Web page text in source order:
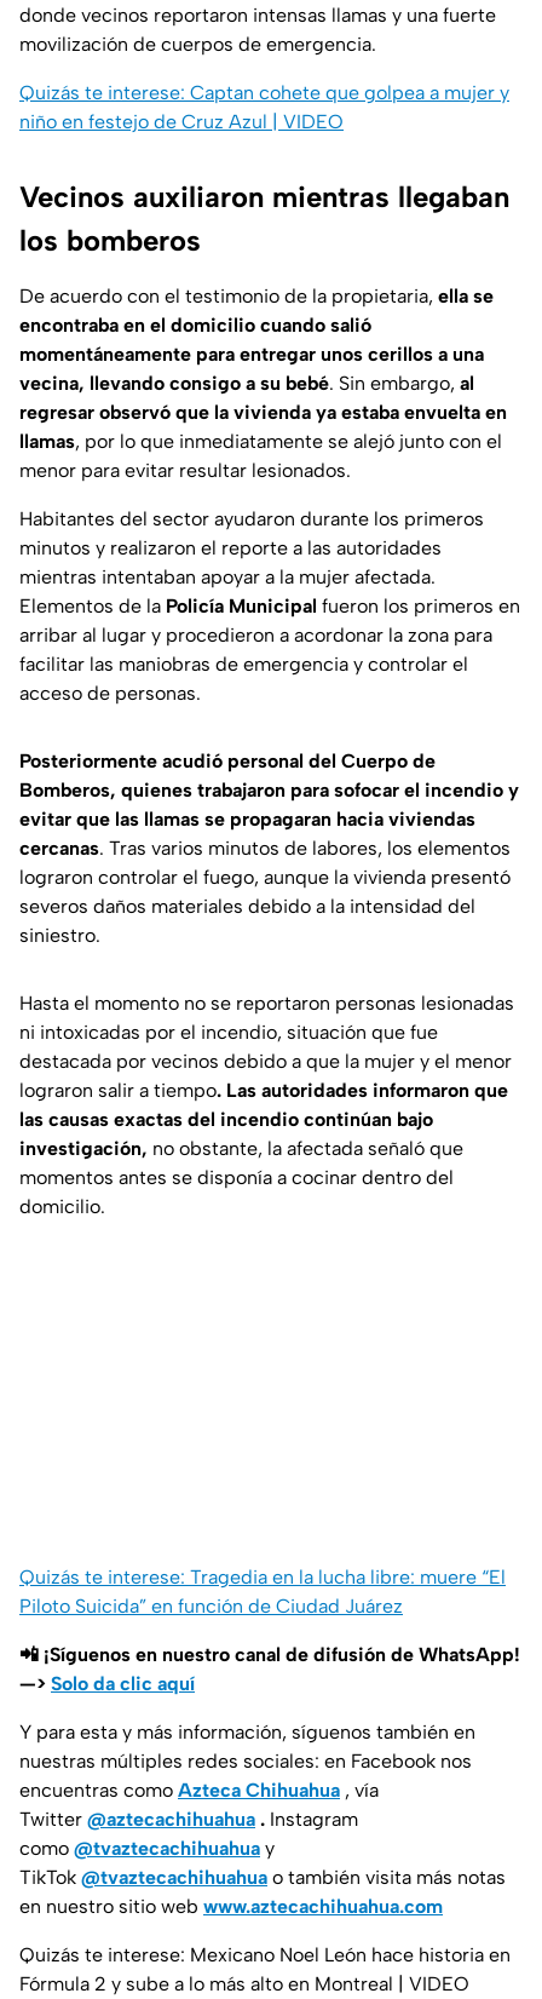
donde vecinos reportaron intensas llamas y una fuerte
movilización de cuerpos de emergencia.
Quizás te interese: Captan cohete que golpea a mujer y
niño en festejo de Cruz Azul | VIDEO
Vecinos auxiliaron mientras llegaban
los bomberos
De acuerdo con el testimonio de la propietaria, ella se
encontraba en el domicilio cuando salió
momentáneamente para entregar unos cerillos a una
vecina, llevando consigo a su bebé. Sin embargo, al
regresar observó que la vivienda ya estaba envuelta en
llamas, por lo que inmediatamente se alejó junto con el
menor para evitar resultar lesionados.
Habitantes del sector ayudaron durante los primeros
minutos y realizaron el reporte a las autoridades
mientras intentaban apoyar a la mujer afectada.
Elementos de la Policía Municipal fueron los primeros en
arribar al lugar y procedieron a acordonar la zona para
facilitar las maniobras de emergencia y controlar el
acceso de personas.
Posteriormente acudió personal del Cuerpo de
Bomberos, quienes trabajaron para sofocar el incendio y
evitar que las llamas se propagaran hacia viviendas
cercanas. Tras varios minutos de labores, los elementos
lograron controlar el fuego, aunque la vivienda presentó
severos daños materiales debido a la intensidad del
siniestro.
Hasta el momento no se reportaron personas lesionadas
ni intoxicadas por el incendio, situación que fue
destacada por vecinos debido a que la mujer y el menor
lograron salir a tiempo. Las autoridades informaron que
las causas exactas del incendio continúan bajo
investigación, no obstante, la afectada señaló que
momentos antes se disponía a cocinar dentro del
domicilio.
Quizás te interese: Tragedia en la lucha libre: muere “El
Piloto Suicida” en función de Ciudad Juárez
📲 ¡Síguenos en nuestro canal de difusión de WhatsApp!
—> Solo da clic aquí
Y para esta y más información, síguenos también en
nuestras múltiples redes sociales: en Facebook nos
encuentras como Azteca Chihuahua , vía
Twitter @aztecachihuahua . Instagram
como @tvaztecachihuahua y
TikTok @tvaztecachihuahua o también visita más notas
en nuestro sitio web www.aztecachihuahua.com
Quizás te interese: Mexicano Noel León hace historia en
Fórmula 2 y sube a lo más alto en Montreal | VIDEO